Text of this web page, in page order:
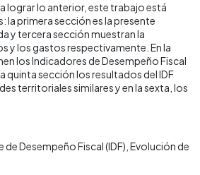
lograr lo anterior, este trabajo está
la primera sección es la presente
y tercera sección muestran la
y los gastos respectivamente. En la
los Indicadores de Desempeño Fiscal
quinta sección los resultados del IDF
territoriales similares y en la sexta, los
de Desempeño Fiscal (IDF) Evolución de